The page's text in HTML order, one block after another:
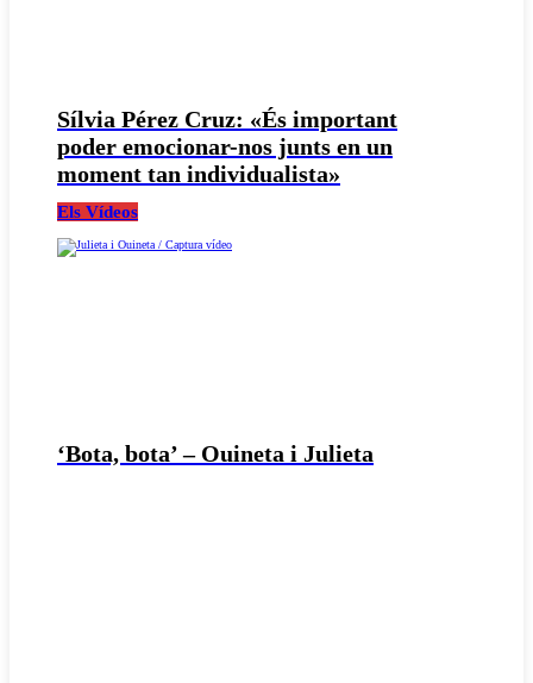
Sílvia Pérez Cruz: «És important
poder emocionar-nos junts en un
moment tan individualista»
Els Vídeos
‘Bota, bota’ – Ouineta i Julieta